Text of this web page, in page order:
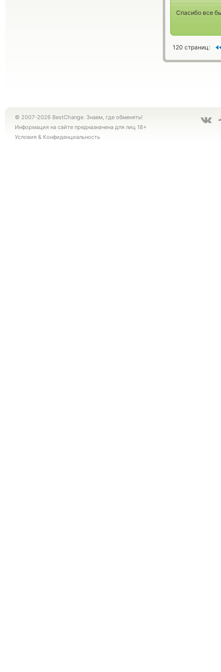
Спасибо все
120 страниц:
© 2007-2026 BestChange. Знаем, где обменять!
Информация на сайте предназначена для лиц 18+
Условия & Конфиденциальность